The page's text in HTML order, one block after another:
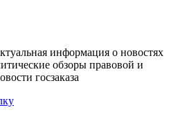
информация о новостях
обзоры правовой и
госзаказа